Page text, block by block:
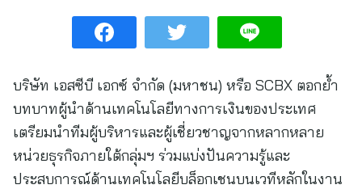
บริษัท เอสซีบี เอกซ์ จำกัด (มหาชน) หรือ SCBX ตอกย้ำ
บทบาทผู้นำด้านเทคโนโลยีทางการเงินของประเทศ
เตรียมนำทีมผู้บริหารและผู้เชี่ยวชาญจากหลากหลาย
หน่วยธุรกิจภายใต้กลุ่มฯ ร่วมแบ่งปันความรู้และ
ประสบการณ์ด้านเทคโนโลยีบล็อกเชนบนเวทีหลักในงาน